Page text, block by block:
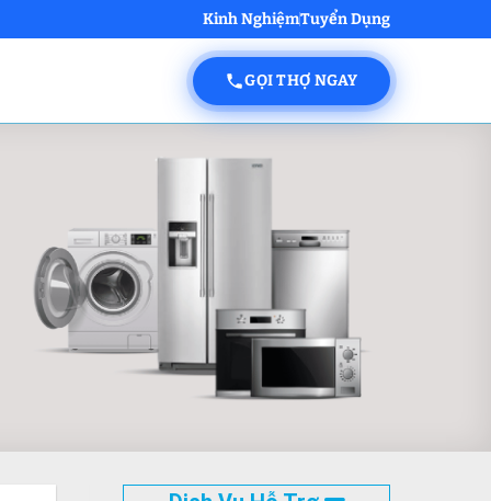
Kinh NghiệmTuyển Dụng
GỌI THỢ NGAY